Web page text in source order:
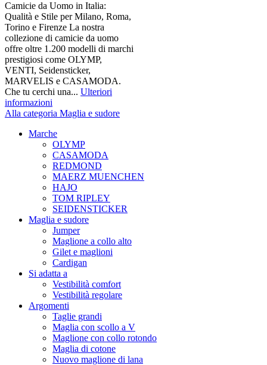
Camicie da Uomo in Italia:
Qualità e Stile per Milano, Roma,
Torino e Firenze La nostra
collezione di camicie da uomo
offre oltre 1.200 modelli di marchi
prestigiosi come OLYMP,
VENTI, Seidensticker,
MARVELIS e CASAMODA.
Che tu cerchi una... Ulteriori
informazioni
Alla categoria Maglia e sudore
Marche
OLYMP
CASAMODA
REDMOND
MAERZ MUENCHEN
HAJO
TOM RIPLEY
SEIDENSTICKER
Maglia e sudore
Jumper
Maglione a collo alto
Gilet e maglioni
Cardigan
Si adatta a
Vestibilità comfort
Vestibilità regolare
Argomenti
Taglie grandi
Maglia con scollo a V
Maglione con collo rotondo
Maglia di cotone
Nuovo maglione di lana